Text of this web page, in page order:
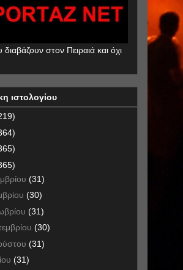
στον Πειραιά και όχι
ιστολογίου
(31)
(30)
(31)
(30)
(31)
(31)